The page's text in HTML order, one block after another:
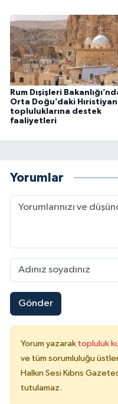
Rum Dışişleri
Orta Doğu’daki Hıristiyan
topluluklarına destek
faaliyetleri
Yorumlar
Gönder
Yorum yazarak topluluk
ve tüm sorumluluğu
Halkın Sesi Kıbrıs
tutulamaz.